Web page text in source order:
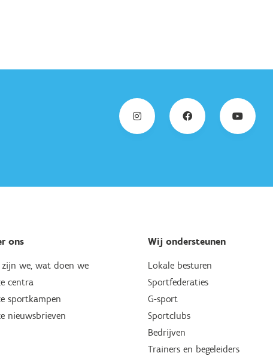
ons
zijn we, wat doen we
centra
sportkampen
nieuwsbrieven
Wij ondersteunen
Lokale besturen
Sportfederaties
G-sport
Sportclubs
Bedrijven
Trainers en begeleiders